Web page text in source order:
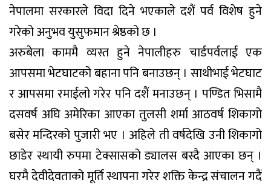
नेपालमा सरकारले विदा दिने भएकाले दशैं पर्व विशेष हुने
गरेको अनुभव युसुफमान श्रेष्ठको छ ।
अरुबेला काममै व्यस्त हुने नेपालीहरु चार्डपर्वलाई एक
आपसमा भेटघाटको बहाना पनि बनाउछन् । साथीभाई भेटघाट
र आपसमा रमाईलो गरेर पनि दशैं मनाउछन् । पण्डित भिसामै
दसवर्ष अघि अमेरिका आएका तुलसी शर्मा आठवर्ष शिकागो
बसेर मन्दिरको पुजारी भए । अहिले ती वर्षदेखि उनी शिकागो
छाडेर स्थायी रुपमा टेक्सासको ड्यालस बस्दै आएका छन् ।
घरमै देवीदेवताको मूर्ति स्थापना गरेर शक्ति केन्द्र संचालन गदैं